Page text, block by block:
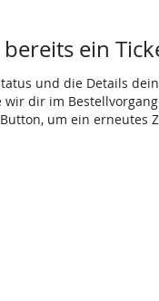
ein
und die Details
wir dir im
um ein erneutes